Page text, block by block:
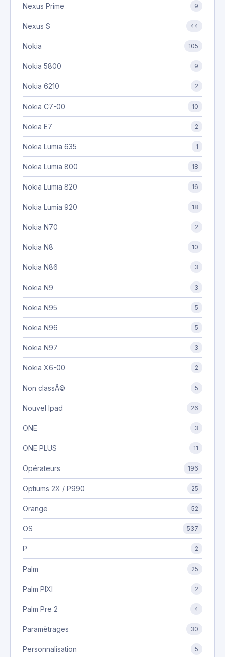
Nexus Prime 9
Nexus S 44
Nokia 105
Nokia 5800 9
Nokia 6210 2
Nokia C7-00 10
Nokia E7 2
Nokia Lumia 635 1
Nokia Lumia 800 18
Nokia Lumia 820 16
Nokia Lumia 920 18
Nokia N70 2
Nokia N8 10
Nokia N86 3
Nokia N9 3
Nokia N95 5
Nokia N96 5
Nokia N97 3
Nokia X6-00 2
Non classÃ© 5
Nouvel Ipad 26
ONE 3
ONE PLUS 11
Opérateurs 196
Optiums 2X / P990 25
Orange 52
OS 537
P 2
Palm 25
Palm PIXI 2
Palm Pre 2 4
Paramètrages 30
Personnalisation 5